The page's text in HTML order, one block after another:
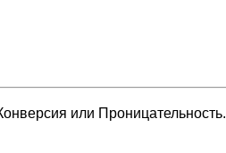
или Проницательность.